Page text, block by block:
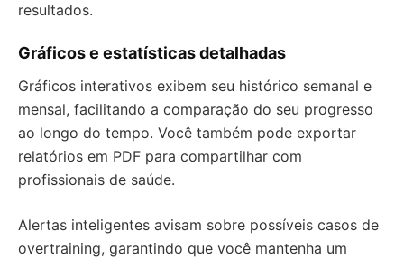
resultados.
Gráficos e estatísticas detalhadas
Gráficos interativos exibem seu histórico semanal e
mensal, facilitando a comparação do seu progresso
ao longo do tempo. Você também pode exportar
relatórios em PDF para compartilhar com
profissionais de saúde.
Alertas inteligentes avisam sobre possíveis casos de
overtraining, garantindo que você mantenha um